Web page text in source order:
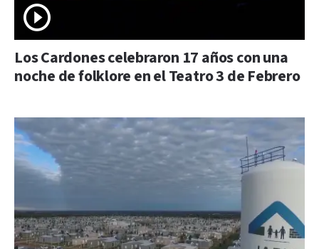
Los Cardones celebraron 17 años con una
noche de folklore en el Teatro 3 de Febrero